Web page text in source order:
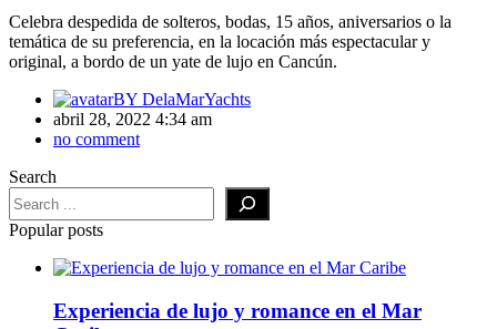
Celebra despedida de solteros, bodas, 15 años, aniversarios o la
temática de su preferencia, en la locación más espectacular y
original, a bordo de un yate de lujo en Cancún.
BY DelaMarYachts
abril 28, 2022 4:34 am
no comment
Search
Popular posts
Experiencia de lujo y romance en el Mar